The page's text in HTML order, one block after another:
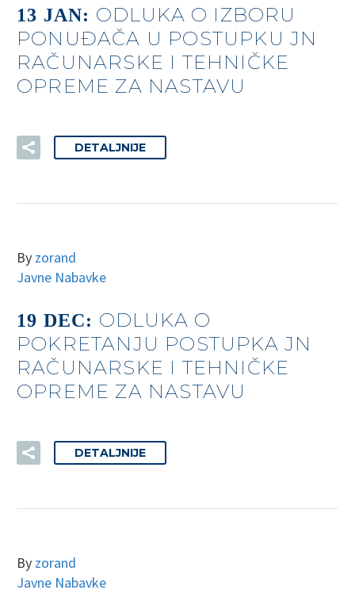
13 JAN: ODLUKA O IZBORU
PONUĐAČA U POSTUPKU JN
RAČUNARSKE I TEHNIČKE
OPREME ZA NASTAVU
DETALJNIJE
By zorand
Javne Nabavke
19 DEC: ODLUKA O
POKRETANJU POSTUPKA JN
RAČUNARSKE I TEHNIČKE
OPREME ZA NASTAVU
DETALJNIJE
By zorand
Javne Nabavke